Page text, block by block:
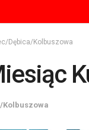
Dębica/Kolbuszowa